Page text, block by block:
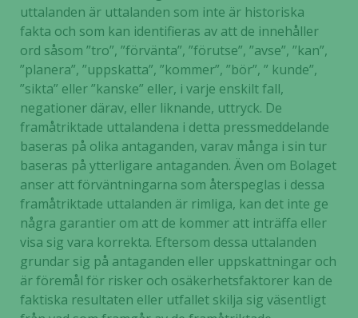
uttalanden är uttalanden som inte är historiska
fakta och som kan identifieras av att de innehåller
ord såsom ”tro”, ”förvänta”, ”förutse”, ”avse”, ”kan”,
”planera”, ”uppskatta”, ”kommer”, ”bör”, ” kunde”,
”sikta” eller ”kanske” eller, i varje enskilt fall,
negationer därav, eller liknande, uttryck. De
framåtriktade uttalandena i detta pressmeddelande
baseras på olika antaganden, varav många i sin tur
baseras på ytterligare antaganden. Även om Bolaget
anser att förväntningarna som återspeglas i dessa
framåtriktade uttalanden är rimliga, kan det inte ge
några garantier om att de kommer att inträffa eller
visa sig vara korrekta. Eftersom dessa uttalanden
grundar sig på antaganden eller uppskattningar och
är föremål för risker och osäkerhetsfaktorer kan de
faktiska resultaten eller utfallet skilja sig väsentligt